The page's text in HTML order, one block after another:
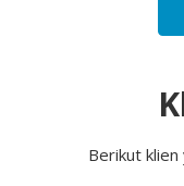
Berikut klien